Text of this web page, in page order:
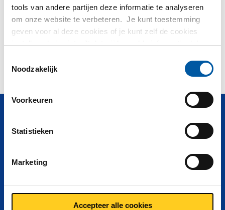
tools van andere partijen deze informatie te analyseren
om onze website te verbeteren. Je kunt toestemming
geven voor al deze cookies of je kunt zelf de cookies
instellen als je niet wilt dat wij bepaalde informatie delen.
partijen waarmee wij samenwerken vind je in ons
Noodzakelijk
Voorkeuren
Statistieken
Marketing
Accepteer alle cookies
Geen producten gevonden binnen: Z
Kunt u niet vinden wat u zoekt? OnzeAfdeling Verkoop
Over MCB